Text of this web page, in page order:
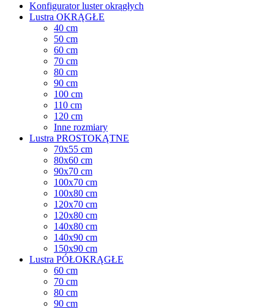
Konfigurator luster okrągłych
Lustra OKRĄGŁE
40 cm
50 cm
60 cm
70 cm
80 cm
90 cm
100 cm
110 cm
120 cm
Inne rozmiary
Lustra PROSTOKĄTNE
70x55 cm
80x60 cm
90x70 cm
100x70 cm
100x80 cm
120x70 cm
120x80 cm
140x80 cm
140x90 cm
150x90 cm
Lustra PÓŁOKRĄGŁE
60 cm
70 cm
80 cm
90 cm